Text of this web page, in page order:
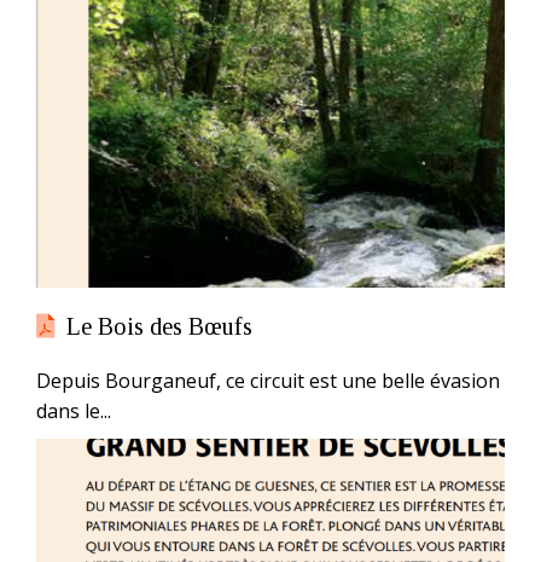
Le Bois des Bœufs
Depuis Bourganeuf, ce circuit est une belle évasion
dans le...